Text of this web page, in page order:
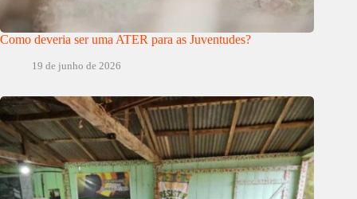
Como deveria ser uma ATER para as Juventudes?
19 de junho de 2026